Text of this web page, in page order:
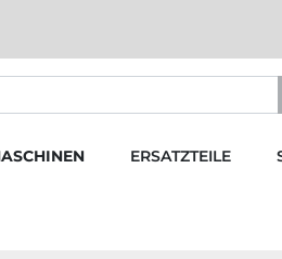
MASCHINEN ERSATZTEILE